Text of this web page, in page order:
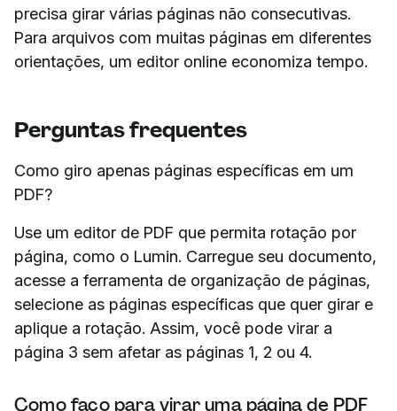
precisa girar várias páginas não consecutivas.
Para arquivos com muitas páginas em diferentes
orientações, um editor online economiza tempo.
Perguntas frequentes
Como giro apenas páginas específicas em um
PDF?
Use um editor de PDF que permita rotação por
página, como o Lumin. Carregue seu documento,
acesse a ferramenta de organização de páginas,
selecione as páginas específicas que quer girar e
aplique a rotação. Assim, você pode virar a
página 3 sem afetar as páginas 1, 2 ou 4.
Como faço para virar uma página de PDF